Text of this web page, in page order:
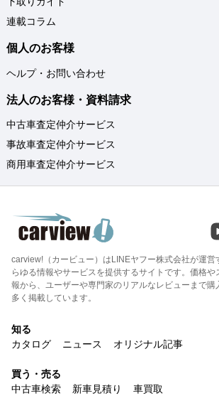
連載コラム
個人のお客様
ヘルプ・お問い合わせ
法人のお客様・資料請求
中古車査定仲介サービス
事故車査定仲介サービス
商用車査定仲介サービス
carview!（カービュー）はLINEヤフー株式会社が運営
らゆる情報やサービスを提供するサイトです。価格
報から、ユーザーや専門家のリアルなレビューまで購
多く掲載しています。
知る
カタログ
ニュース オリジナル記事
買う・売る
中古車検索
新車見積り 車買取